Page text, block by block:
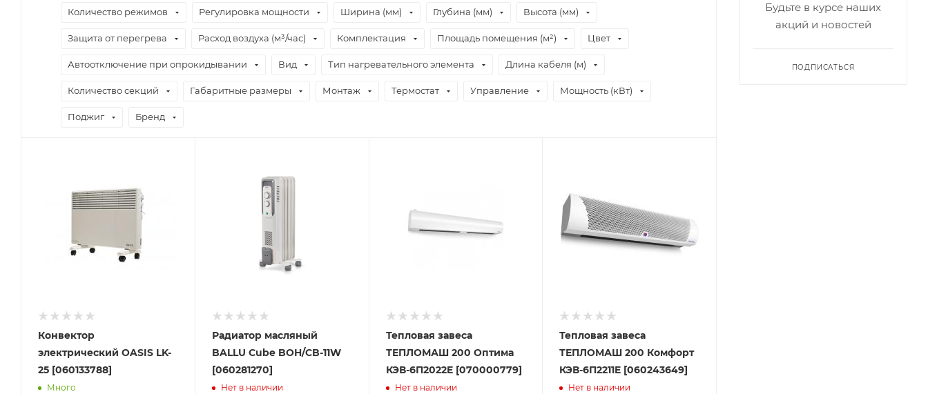
Количество режимов Регулировка мощности Ширина (мм) Глубина (мм) Высота (мм)
Защита от перегрева Расход воздуха (м³/час) Комплектация Площадь помещения (м²) Цвет
Автоотключение при опрокидывании Вид Тип нагревательного элемента Длина кабеля (м)
Количество секций Габаритные размеры Монтаж Термостат Управление Мощность (кВт)
Поджиг Бренд
Конвектор
электрический OASIS LK-
25 [060133788]
Много
Радиатор масляный
BALLU Cube BOH/CB-11W
[060281270]
Нет в наличии
Тепловая завеса
ТЕПЛОМАШ 200 Оптима
КЭВ-6П2022E [070000779]
Нет в наличии
Тепловая завеса
ТЕПЛОМАШ 200 Комфорт
КЭВ-6П2211E [060243649]
Нет в наличии
Будьте в курсе наших
акций и новостей
ПОДПИСАТЬСЯ